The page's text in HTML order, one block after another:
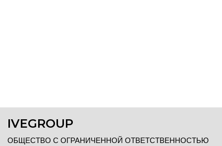
IVEGROUP
ОБЩЕСТВО С ОГРАНИЧЕННОЙ ОТВЕТСТВЕННОСТЬЮ